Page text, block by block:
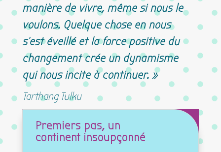
manière de vivre, même si nous le
voulons. Quelque chose en nous
s’est éveillé et la force positive du
changement crée un dynamisme
qui nous incite à continuer. »
Tarthang Tulku
Premiers pas, un
continent insoupçonné